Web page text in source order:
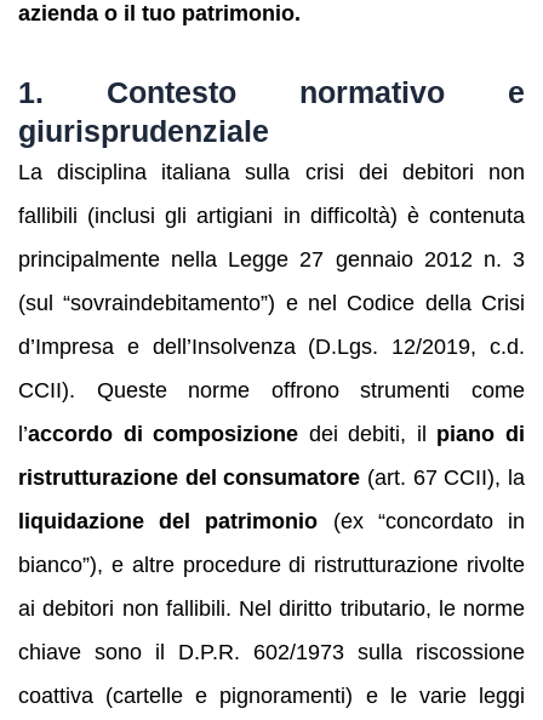
azienda o il tuo patrimonio.
1. Contesto normativo e
giurisprudenziale
La disciplina italiana sulla crisi dei debitori non
fallibili (inclusi gli artigiani in difficoltà) è contenuta
principalmente nella Legge 27 gennaio 2012 n. 3
(sul “sovraindebitamento”) e nel Codice della Crisi
d’Impresa e dell’Insolvenza (D.Lgs. 12/2019, c.d.
CCII). Queste norme offrono strumenti come
l’accordo di composizione dei debiti, il piano di
ristrutturazione del consumatore (art. 67 CCII), la
liquidazione del patrimonio (ex “concordato in
bianco”), e altre procedure di ristrutturazione rivolte
ai debitori non fallibili. Nel diritto tributario, le norme
chiave sono il D.P.R. 602/1973 sulla riscossione
coattiva (cartelle e pignoramenti) e le varie leggi